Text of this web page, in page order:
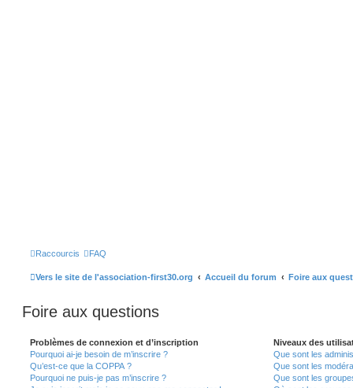
Raccourcis FAQ
Vers le site de l'association-first30.org Accueil du forum Foire aux
Foire aux questions
Problèmes de connexion et d’inscription
Pourquoi ai-je besoin de m’inscrire ?
Qu’est-ce que la COPPA ?
Pourquoi ne puis-je pas m’inscrire ?
Niveaux des
Que sont les
Que sont les
Que sont les